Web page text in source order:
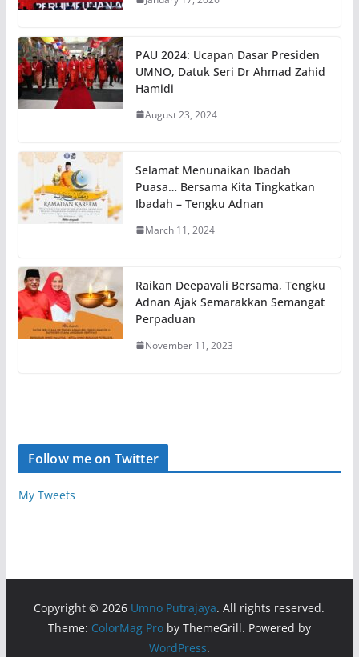
PAU 2024: Ucapan Dasar Presiden
UMNO, Datuk Seri Dr Ahmad Zahid
Hamidi
August 23, 2024
Selamat Menunaikan Ibadah
Puasa… Bersama Kita Tingkatkan
Ibadah – Tengku Adnan
March 11, 2024
Raikan Deepavali Bersama, Tengku
Adnan Ajak Semarakkan Semangat
Perpaduan
November 11, 2023
Follow me on Twitter
My Tweets
Copyright © 2026 Umno Putrajaya. All rights reserved.
Theme: ColorMag Proby ThemeGrill. Powered by
WordPress.